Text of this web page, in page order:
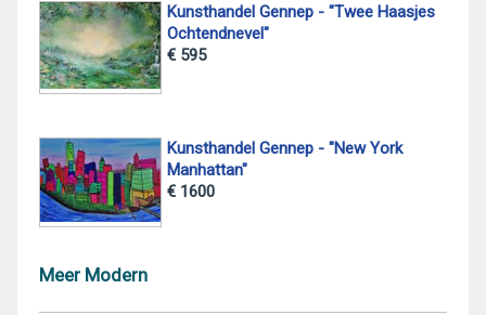
Kunsthandel Gennep - "Twee Haasjes
Ochtendnevel"
€ 595
Kunsthandel Gennep - "New York
Manhattan"
€ 1600
Meer Modern